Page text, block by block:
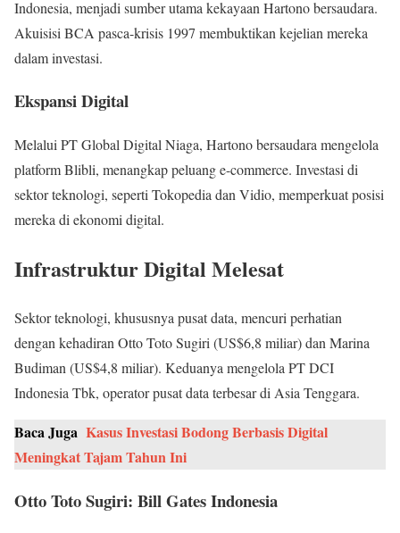
Indonesia, menjadi sumber utama kekayaan Hartono bersaudara.
Akuisisi BCA pasca-krisis 1997 membuktikan kejelian mereka
dalam investasi.
Ekspansi Digital
Melalui PT Global Digital Niaga, Hartono bersaudara mengelola
platform Blibli, menangkap peluang e-commerce. Investasi di
sektor teknologi, seperti Tokopedia dan Vidio, memperkuat posisi
mereka di ekonomi digital.
Infrastruktur Digital Melesat
Sektor teknologi, khususnya pusat data, mencuri perhatian
dengan kehadiran Otto Toto Sugiri (US$6,8 miliar) dan Marina
Budiman (US$4,8 miliar). Keduanya mengelola PT DCI
Indonesia Tbk, operator pusat data terbesar di Asia Tenggara.
Baca Juga Kasus Investasi Bodong Berbasis Digital
Meningkat Tajam Tahun Ini
Otto Toto Sugiri: Bill Gates Indonesia